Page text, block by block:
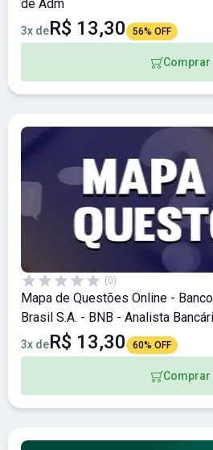
de Adm
3x deR$ 13,30 56% OFF
Comprar
(0)
Mapa de Questões Online -
Brasil S.A. - BNB - Analista
3x deR$ 13,30 60% OFF
Comprar